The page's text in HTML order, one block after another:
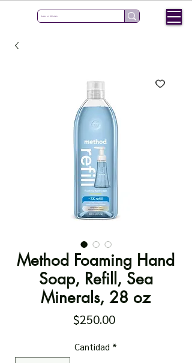
Method Foaming Hand
Soap, Refill, Sea
Minerals, 28 oz
$250.00Precio
Cantidad *